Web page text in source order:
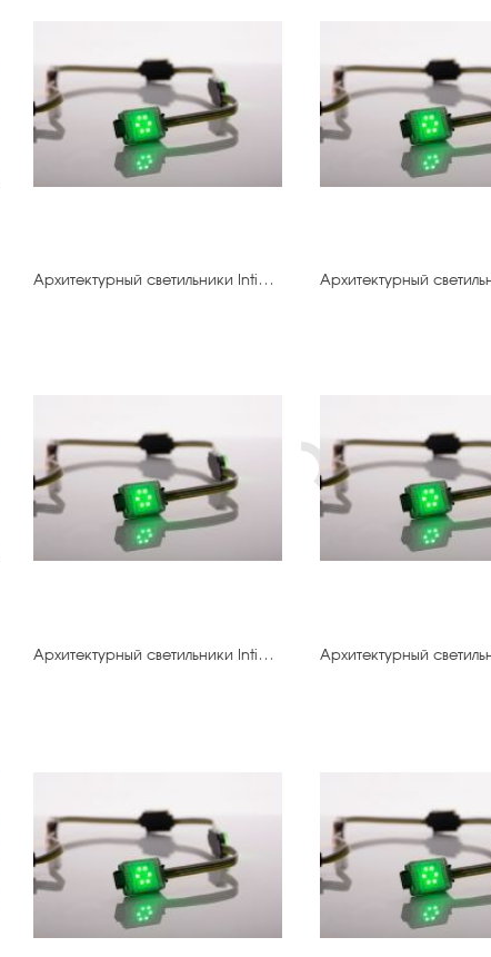
Архитектурный светильники IntiDOT-40.500 IMF6-0,3FC-120CL24
Архитектурный светильники IntiDOT-30.400 IMF6-0,3FC-120CL24